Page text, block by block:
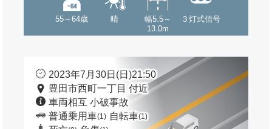
55～64歳 晴
幅5.5～
13.0m
３灯式信号
2023年7月30日(日)21:50
豊田市西町一丁目 付近
車両相互 小破事故
普通乗用車(1) 自転車(1)